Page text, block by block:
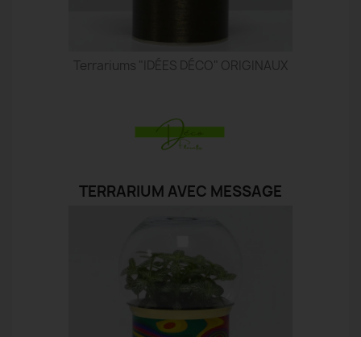
Terrariums "IDÉES DÉCO" ORIGINAUX
TERRARIUM AVEC MESSAGE